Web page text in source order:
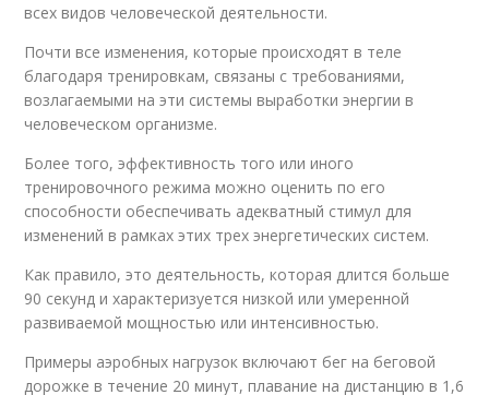
всех видов человеческой деятельности.
Почти все изменения, которые происходят в теле
благодаря тренировкам, связаны с требованиями,
возлагаемыми на эти системы выработки энергии в
человеческом организме.
Более того, эффективность того или иного
тренировочного режима можно оценить по его
способности обеспечивать адекватный стимул для
изменений в рамках этих трех энергетических систем.
Как правило, это деятельность, которая длится больше
90 секунд и характеризуется низкой или умеренной
развиваемой мощностью или интенсивностью.
Примеры аэробных нагрузок включают бег на беговой
дорожке в течение 20 минут, плавание на дистанцию в 1,6